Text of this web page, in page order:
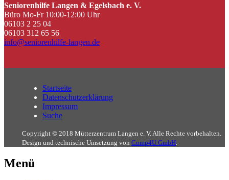
Seniorenhilfe Langen & Egelsbach e. V.
Büro Mo-Fr 10:00-12:00 Uhr
06103 2 25 04
06103 312 65 56
info@seniorenhilfe-langen.de
Startseite
Datenschutzerklärung
Impressum
Suche
Copyright © 2018 Mütterzentrum Langen e. V. Alle Rechte vorbehalten.
Design und technische Umsetzung von Comp4U GmbH
Menü